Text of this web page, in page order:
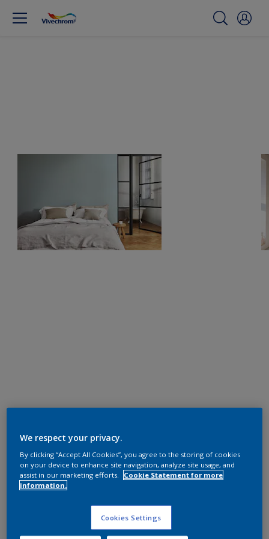
We respect your privacy.
By clicking “Accept All Cookies”, you agree to the storing of cookies
on your device to enhance site navigation, analyze site usage, and
assist in our marketing efforts.
Cookie Statement for more
information.
Cookies Settings